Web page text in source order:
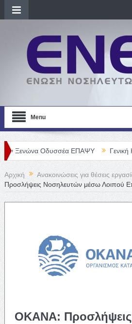
Menu
Οδυσσέα ΕΠΑΨΥ Γενική Κλινική
Αρχική Ανακοινώσεις για θέσεις
Προσλήψεις Νοσηλευτών μέσω Λοιπού
ΟΚΑΝΑ: Προσλήψεις